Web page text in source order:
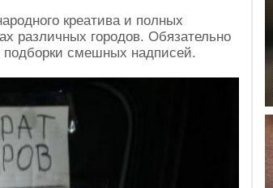
креатива и полных
различных городов. Обязательно
подборки смешных надписей.